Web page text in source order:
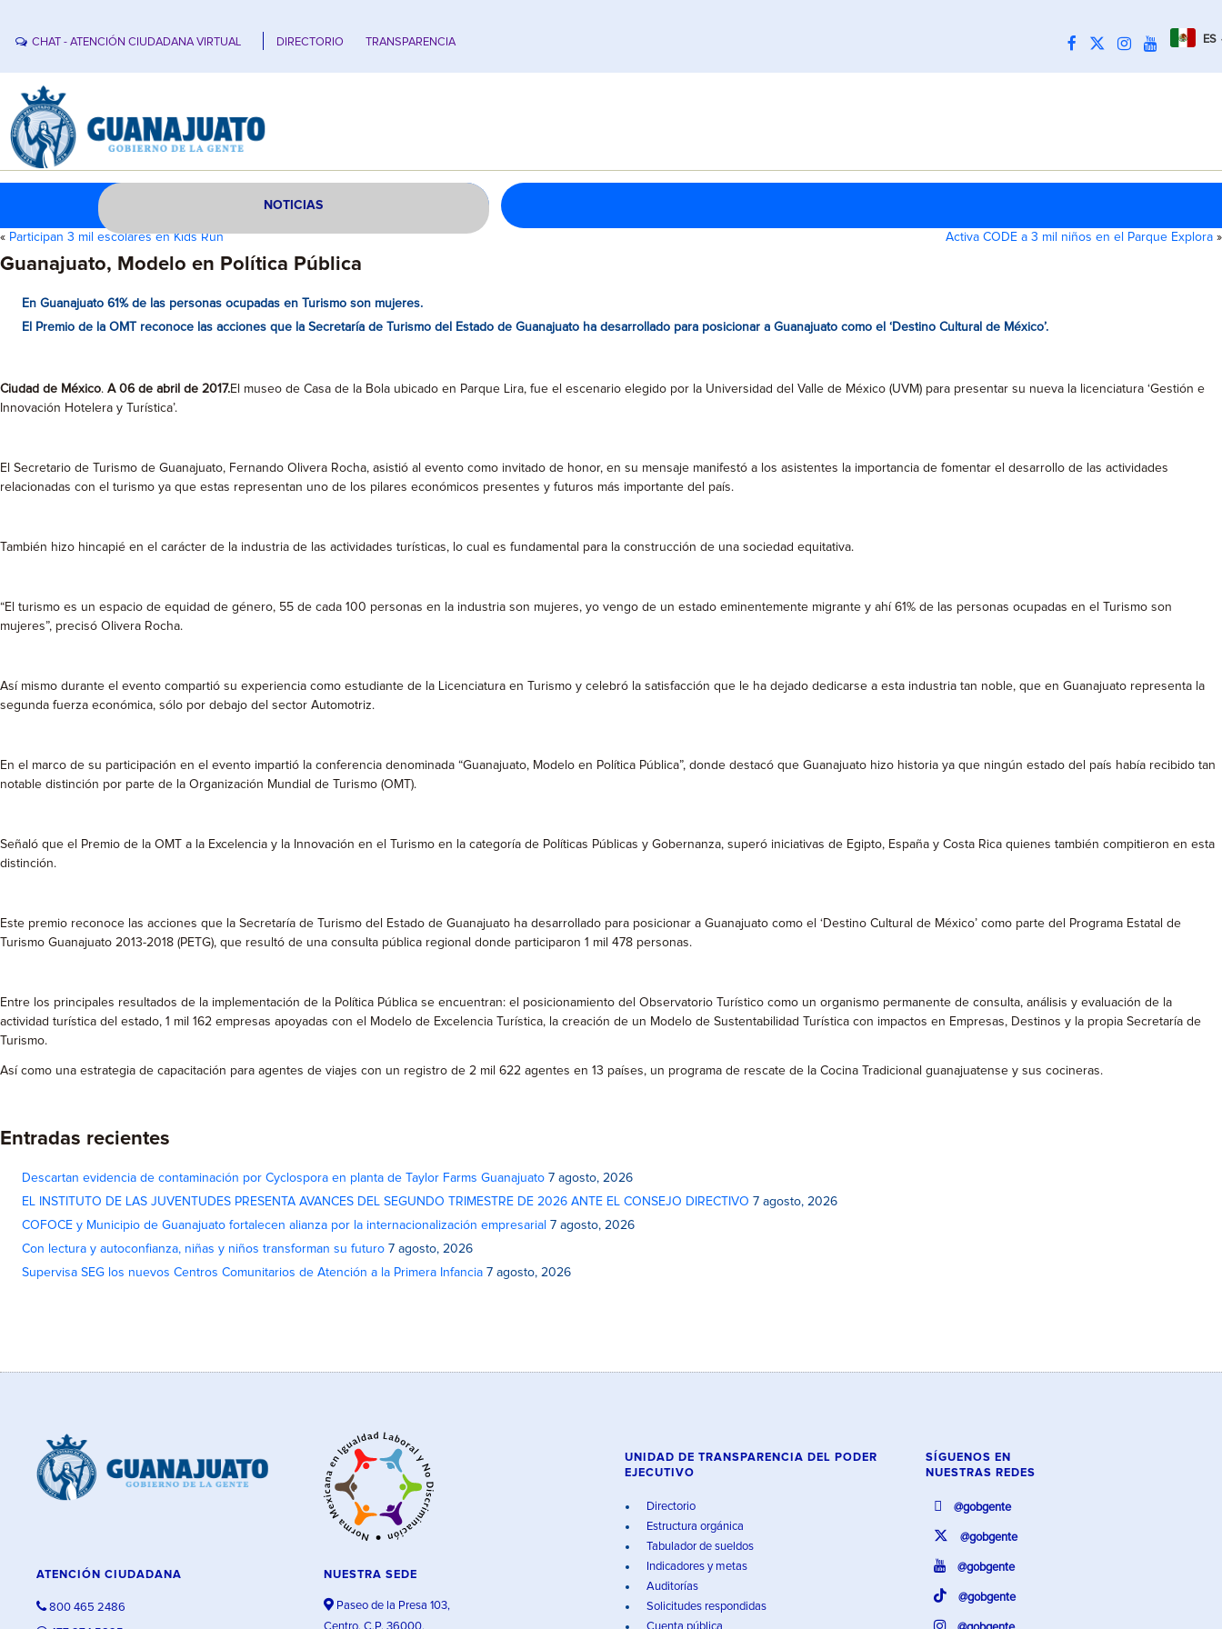
CHAT - ATENCIÓN CIUDADANA VIRTUAL DIRECTORIO TRANSPARENCIA ES
NOTICIAS
« Participan 3 mil escolares en Kids Run Activa CODE a 3 mil niños en el Parque Explora »
Guanajuato, Modelo en Política Pública
En Guanajuato 61% de las personas ocupadas en Turismo son mujeres.
El Premio de la OMT reconoce las acciones que la Secretaría de Turismo del Estado de Guanajuato ha desarrollado para posicionar a Guanajuato como el ‘Destino Cultural de México’.
Ciudad de México. A 06 de abril de 2017.El museo de Casa de la Bola ubicado en Parque Lira, fue el escenario elegido por la Universidad del Valle de México (UVM) para presentar su nueva la licenciatura ‘Gestión e
Innovación Hotelera y Turística’.
El Secretario de Turismo de Guanajuato, Fernando Olivera Rocha, asistió al evento como invitado de honor, en su mensaje manifestó a los asistentes la importancia de fomentar el desarrollo de las actividades
relacionadas con el turismo ya que estas representan uno de los pilares económicos presentes y futuros más importante del país.
También hizo hincapié en el carácter de la industria de las actividades turísticas, lo cual es fundamental para la construcción de una sociedad equitativa.
“El turismo es un espacio de equidad de género, 55 de cada 100 personas en la industria son mujeres, yo vengo de un estado eminentemente migrante y ahí 61% de las personas ocupadas en el Turismo son
mujeres”, precisó Olivera Rocha.
Así mismo durante el evento compartió su experiencia como estudiante de la Licenciatura en Turismo y celebró la satisfacción que le ha dejado dedicarse a esta industria tan noble, que en Guanajuato representa la
segunda fuerza económica, sólo por debajo del sector Automotriz.
En el marco de su participación en el evento impartió la conferencia denominada “Guanajuato, Modelo en Política Pública”, donde destacó que Guanajuato hizo historia ya que ningún estado del país había recibido tan
notable distinción por parte de la Organización Mundial de Turismo (OMT).
Señaló que el Premio de la OMT a la Excelencia y la Innovación en el Turismo en la categoría de Políticas Públicas y Gobernanza, superó iniciativas de Egipto, España y Costa Rica quienes también compitieron en esta
distinción.
Este premio reconoce las acciones que la Secretaría de Turismo del Estado de Guanajuato ha desarrollado para posicionar a Guanajuato como el ‘Destino Cultural de México’ como parte del Programa Estatal de
Turismo Guanajuato 2013-2018 (PETG), que resultó de una consulta pública regional donde participaron 1 mil 478 personas.
Entre los principales resultados de la implementación de la Política Pública se encuentran: el posicionamiento del Observatorio Turístico como un organismo permanente de consulta, análisis y evaluación de la
actividad turística del estado, 1 mil 162 empresas apoyadas con el Modelo de Excelencia Turística, la creación de un Modelo de Sustentabilidad Turística con impactos en Empresas, Destinos y la propia Secretaría de
Turismo.
Así como una estrategia de capacitación para agentes de viajes con un registro de 2 mil 622 agentes en 13 países, un programa de rescate de la Cocina Tradicional guanajuatense y sus cocineras.
Entradas recientes
Descartan evidencia de contaminación por Cyclospora en planta de Taylor Farms Guanajuato 7 agosto, 2026
EL INSTITUTO DE LAS JUVENTUDES PRESENTA AVANCES DEL SEGUNDO TRIMESTRE DE 2026 ANTE EL CONSEJO DIRECTIVO 7 agosto, 2026
COFOCE y Municipio de Guanajuato fortalecen alianza por la internacionalización empresarial 7 agosto, 2026
Con lectura y autoconfianza, niñas y niños transforman su futuro 7 agosto, 2026
Supervisa SEG los nuevos Centros Comunitarios de Atención a la Primera Infancia 7 agosto, 2026
ATENCIÓN CIUDADANA
800 465 2486
NUESTRA SEDE
Paseo de la Presa 103,
UNIDAD DE TRANSPARENCIA DEL PODER
EJECUTIVO
Directorio
Estructura orgánica
Tabulador de sueldos
Indicadores y metas
Auditorías
Solicitudes respondidas
SÍGUENOS EN
NUESTRAS REDES
@gobgente
@gobgente
@gobgente
@gobgente